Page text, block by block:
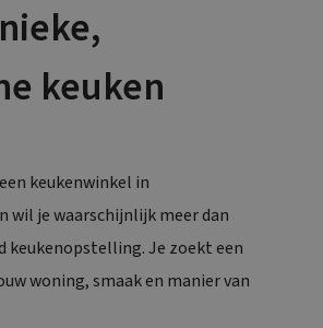
keuken
keukenwinkel in
wil je waarschijnlijk meer dan
keukenopstelling. Je zoekt een
woning, smaak en manier van